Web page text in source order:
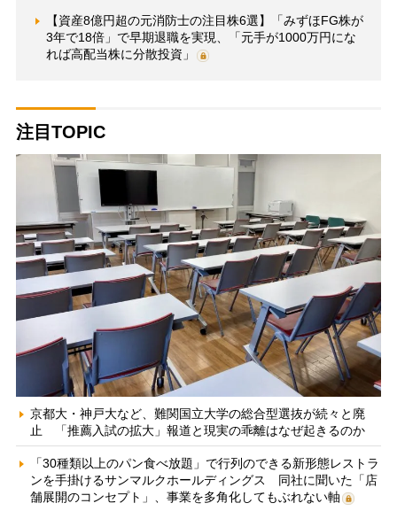
【資産8億円超の元消防士の注目株6選】「みずほFG株が
3年で18倍」で早期退職を実現、「元手が1000万円にな
れば高配当株に分散投資」
注目TOPIC
京都大・神戸大など、難関国立大学の総合型選抜が続々と廃
止 「推薦入試の拡大」報道と現実の乖離はなぜ起きるのか
「30種類以上のパン食べ放題」で行列のできる新形態レストラ
ンを手掛けるサンマルクホールディングス 同社に聞いた「店
舗展開のコンセプト」、事業を多角化してもぶれない軸